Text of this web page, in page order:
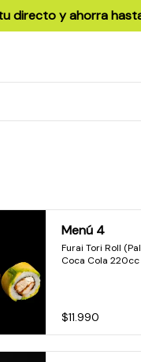
tu directo y ahorra
Menú 4
Furai Tori Roll
Coca Cola 220cc
$11.990